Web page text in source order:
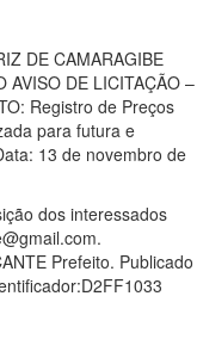
DE CAMARAGIBE
AVISO DE LICITAÇÃO –
Registro de Preços
para futura e
13 de novembro de
dos interessados
Prefeito. Publicado